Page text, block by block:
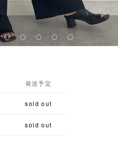
発送予定
sold out
sold out